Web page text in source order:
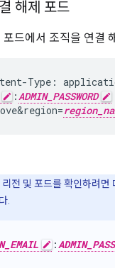
해제 포드
드에서 조직을 연결
Type:
:ADMIN_PASSWORD
전 및 포드를 확인하려면
.
: